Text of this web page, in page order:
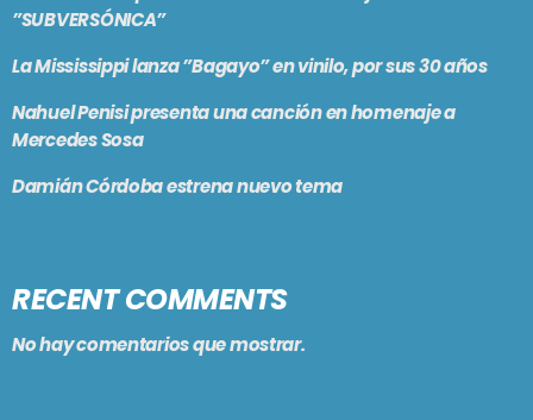
”SUBVERSÓNICA”
La Mississippi lanza ”Bagayo” en vinilo, por sus 30 años
Nahuel Penisi presenta una canción en homenaje a
Mercedes Sosa
Damián Córdoba estrena nuevo tema
RECENT COMMENTS
No hay comentarios que mostrar.